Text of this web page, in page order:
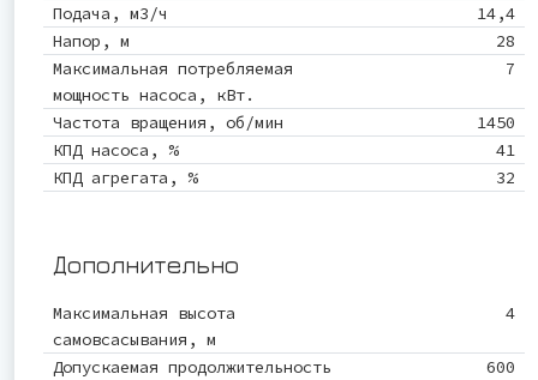
Подача, м3/ч
14,4
Напор, м
28
Максимальная потребляемая
мощность насоса, кВт.
7
Частота вращения, об/мин
1450
КПД насоса, %
41
КПД агрегата, %
32
Дополнительно
Максимальная высота
самовсасывания, м
4
Допускаемая продолжительность
600